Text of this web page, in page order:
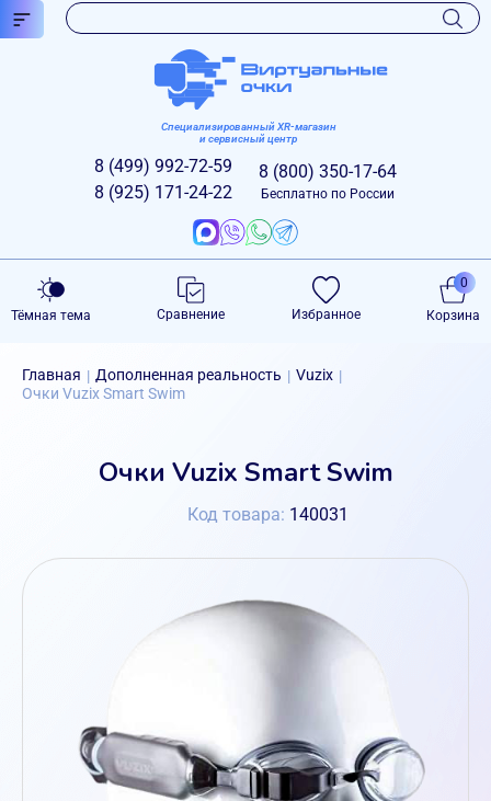
Специализированный XR-магазин
и сервисный центр
8 (499) 992-72-59
8 (925) 171-24-22
8 (800) 350-17-64
Бесплатно по России
Тёмная тема Сравнение Избранное Корзина
0
Главная | Дополненная реальность | Vuzix |
Очки Vuzix Smart Swim
Очки Vuzix Smart Swim
Код товара: 140031